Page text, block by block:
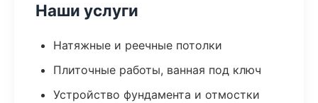
Наши услуги
Натяжные и реечные потолки
Плиточные работы, ванная под ключ
Устройство фундамента и отмостки